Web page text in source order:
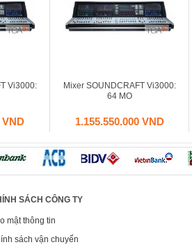
Vi3000:
VND
Mixer SOUNDCRAFT Vi3000:
64 MO
1.155.550.000 VND
SÁCH CÔNG TY
mật thông tin
sách vận chuyển